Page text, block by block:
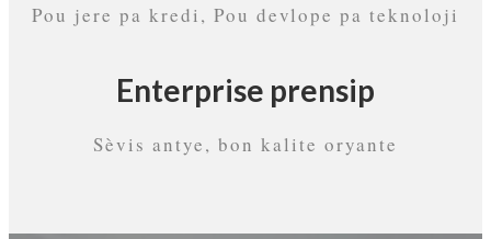
Pou jere pa kredi, Pou devlope pa teknoloji
Enterprise prensip
Sèvis antye, bon kalite oryante